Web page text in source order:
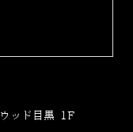
ッド目黒 1F